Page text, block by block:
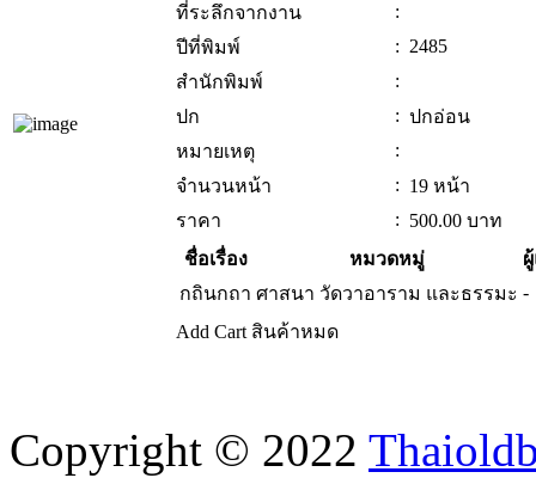
ที่ระลึกจากงาน
:
ปีที่พิมพ์
: 2485
สำนักพิมพ์
:
ปก
: ปกอ่อน
หมายเหตุ
:
จำนวนหน้า
: 19 หน้า
ราคา
: 500.00 บาท
ชื่อเรื่อง
หมวดหมู่
กถินกถา ศาสนา วัดวาอาราม และธรรมะ -
Add Cart สินค้าหมด
Copyright © 2022